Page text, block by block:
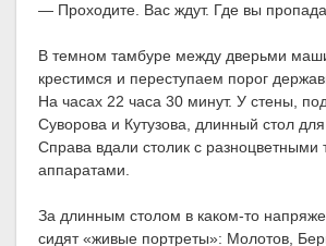
— Проходите. Вас ждут. Где вы
В темном тамбуре между дверьми
крестимся и переступаем порог
На часах 22 часа 30 минут. У стены,
Суворова и Кутузова, длинный стол
Справа вдали столик с
аппаратами.
За длинным столом в каком-то
сидят «живые портреты»: Молотов,